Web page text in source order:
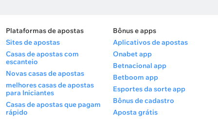
Plataformas de apostas
Sites de apostas
Casas de apostas com
escanteio
Novas casas de apostas
melhores casas de apostas
para Iniciantes
Casas de apostas que pagam
rápido
Bônus e apps
Aplicativos de apostas
Onabet app
Betnacional app
Betboom app
Esportes da sorte app
Bônus de cadastro
Aposta grátis